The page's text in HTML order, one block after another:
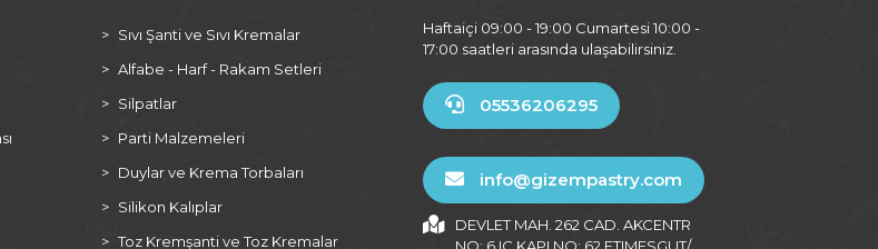
Sıvı Şanti ve Sıvı Kremalar
Alfabe - Harf - Rakam Setleri
Silpatlar
Parti Malzemeleri
Duylar ve Krema Torbaları
Silikon Kalıplar
Toz Kremşanti ve Toz Kremalar
Haftaiçi 09:00 - 19:00 Cumartesi 10:00 -
17:00 saatleri arasında ulaşabilirsiniz.
05536206295
info@gizempastry.com
DEVLET MAH. 262 CAD. AKCENTR